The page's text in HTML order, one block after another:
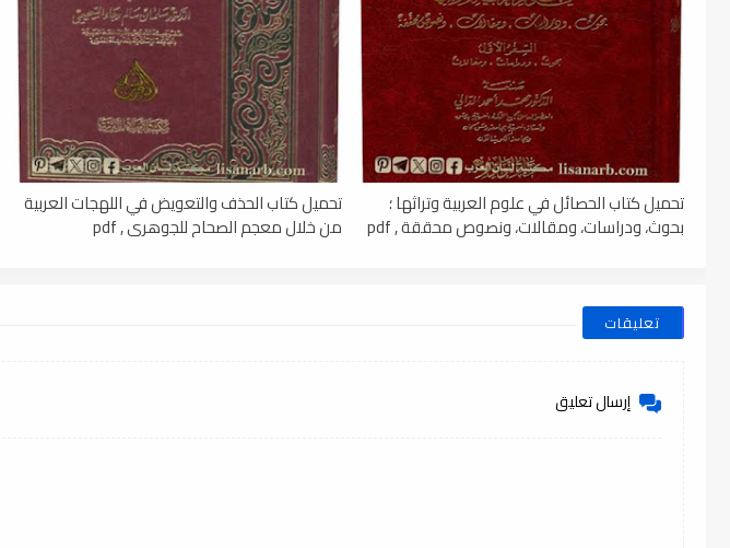
تحميل كتاب الحصائل في علوم العربية وتراثها ؛
بحوث، ودراسات، ومقالات، ونصوص محققة , pdf
تحميل كتاب الحذف والتعويض في اللهجات العربية
من خلال معجم الصحاح للجوهري , pdf
تعليقات
إرسال تعليق